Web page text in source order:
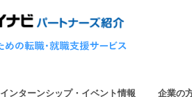
インターンシップ・イベント情報 企業の